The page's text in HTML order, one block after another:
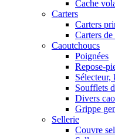
Cache
Carters
Carters
Carters de
Caoutchoucs
Poignées
Repose-
Sélecteur,
Soufflets
Divers
Grippe
Sellerie
Couvre